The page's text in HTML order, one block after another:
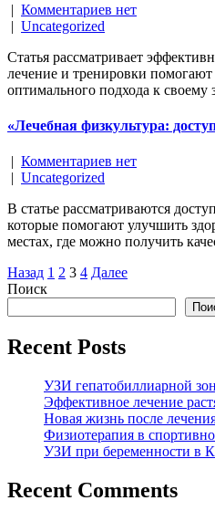
| Комментариев нет
| Uncategorized
Статья рассматривает
лечение и тренировки
оптимального подхода к своему
«Лечебная физкультура:
| Комментариев нет
| Uncategorized
В статье рассматриваются
которые помогают улучшить
местах, где можно получить
Навигация
по
Назад 1 2 3 4 Далее
Поиск
Recent Posts
УЗИ гепатобиллиарной
Эффективное лечение
Новая жизнь после
Физиотерапия в
УЗИ при беременности в
Recent Comments